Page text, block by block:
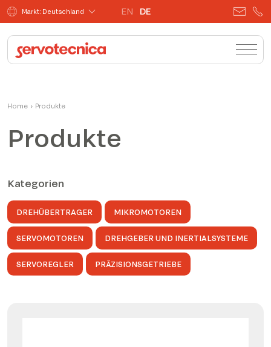
Markt: Deutschland EN DE
Home › Produkte
Produkte
Kategorien
DREHÜBERTRAGER MIKROMOTOREN
SERVOMOTOREN DREHGEBER UND INERTIALSYSTEME
SERVOREGLER PRÄZISIONSGETRIEBE